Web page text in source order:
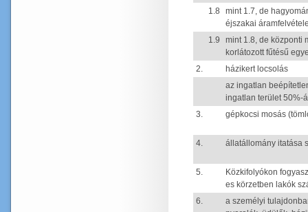
1.8
mint 1.7, de
éjszakai
1.9
mint 1.8, de központi
korlátozott fűtésű
2.
házikert locsolás
az ingatlan
ingatlan terület 50%-
3.
gépkocsi mosás
4. állatállomány itatása
5.
Közkifolyókon
es körzetben lakók
6.
a személyi